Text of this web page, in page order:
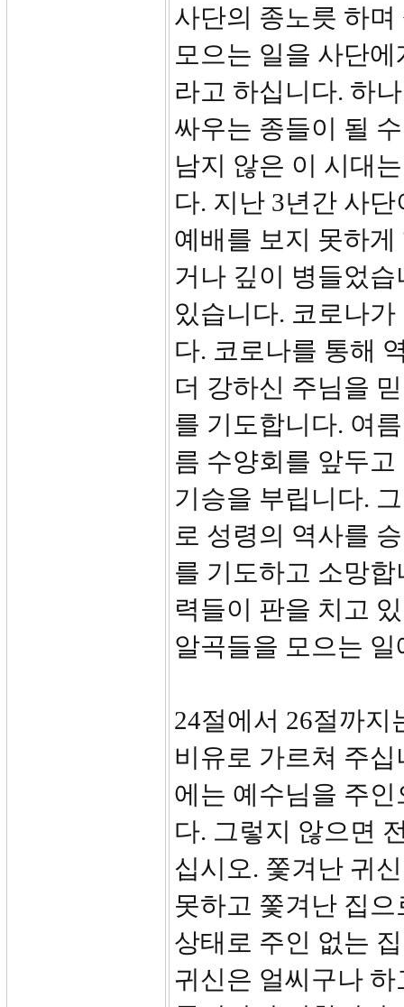
사단의 종노릇 하
모으는 일을 사단
라고 하십니다. 하
싸우는 종들이 될
남지 않은 이 시대
다. 지난 3년간 사
예배를 보지 못하
거나 깊이 병들었
있습니다. 코로나
다. 코로나를 통해
더 강하신 주님을
를 기도합니다. 여
름 수양회를 앞두
기승을 부립니다.
로 성령의 역사를
를 기도하고 소망
력들이 판을 치고
알곡들을 모으는
24절에서 26절까
비유로 가르쳐 주
에는 예수님을 주
다. 그렇지 않으면
십시오. 쫓겨난 귀
못하고 쫓겨난 집
상태로 주인 없는
귀신은 얼씨구나